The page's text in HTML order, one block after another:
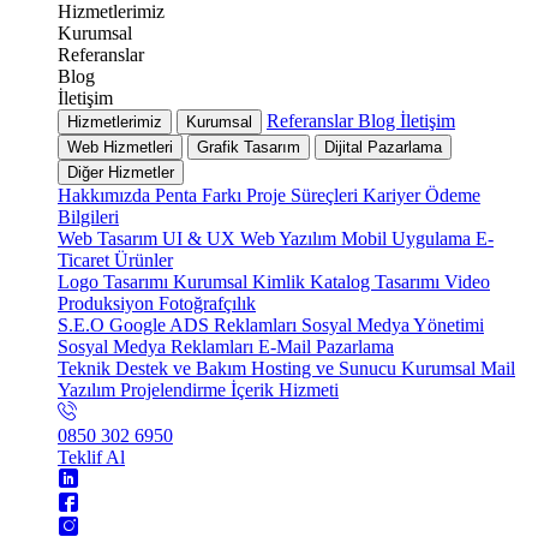
Hizmetlerimiz
Kurumsal
Referanslar
Blog
İletişim
Hizmetlerimiz Kurumsal ReferanslarBlog İletişim
Web Hizmetleri Grafik Tasarım
Dijital Pazarlama
Diğer Hizmetler
Hakkımızda Penta Farkı Proje Süreçleri KariyerÖdeme
Bilgileri
Web Tasarım UI & UX Web Yazılım Mobil Uygulama E-
Ticaret Ürünler
Logo Tasarımı Kurumsal Kimlik Katalog Tasarımı Video
Produksiyon Fotoğrafçılık
S.E.O Google ADS Reklamları Sosyal Medya Yönetimi
Sosyal Medya Reklamları E-Mail Pazarlama
Teknik Destek ve Bakım Hosting ve Sunucu Kurumsal Mail
Yazılım Projelendirme İçerik Hizmeti
0850 302 6950
Teklif Al